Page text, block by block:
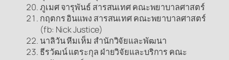
ภูเมศ จารุพันธ์ สารสนเทศ คณะพยาบาลศาสตร์
กฤตกร อินแพง สารสนเทศ คณะพยาบาลศาสตร์
(fb: Nick Justice)
นาลิวัน หีมเห็ม สำนักวิจัยและพัฒนา
ธีรวัฒน์ แตระกุล ฝ่ายวิจัยและบริการ คณะ